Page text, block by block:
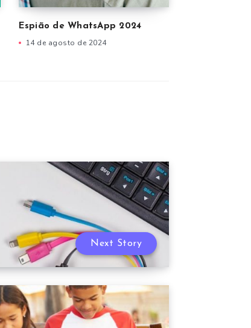
Espião de WhatsApp 2024
14 de agosto de 2024
Next Story